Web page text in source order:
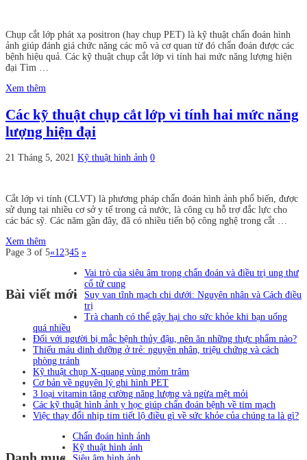
Chụp cắt lớp phát xạ positron (hay chụp PET) là kỹ thuật chẩn đoán hình
ảnh giúp đánh giá chức năng các mô và cơ quan từ đó chẩn đoán được các
bệnh hiệu quả. Các kỹ thuật chụp cắt lớp vi tính hai mức năng lượng hiện
đại Tìm …
Xem thêm
Các kỹ thuật chụp cắt lớp vi tính hai mức năng
lượng hiện đại
21 Tháng 5, 2021 Kỹ thuật hình ảnh 0
Cắt lớp vi tính (CLVT) là phương pháp chẩn đoán hình ảnh phổ biến, được
sử dụng tại nhiều cơ sở y tế trong cả nước, là công cụ hỗ trợ đắc lực cho
các bác sỹ. Các năm gần đây, đã có nhiều tiến bộ công nghệ trong cắt …
Xem thêm
Page 3 of 5«12345 »
Bài viết mới
Vai trò của siêu âm trong chẩn đoán và điều trị ung thư
cổ tử cung
Suy van tĩnh mạch chi dưới: Nguyên nhân và Cách điều
trị
Trà chanh có thể gây hại cho sức khỏe khi bạn uống
quá nhiều
Đối với người bị mắc bệnh thủy đậu, nên ăn những thực phẩm nào?
Thiếu máu dinh dưỡng ở trẻ: nguyên nhân, triệu chứng và cách
phòng tránh
Kỹ thuật chụp X-quang vùng mỏm trâm
Cơ bản về nguyên lý ghi hình PET
3 loại vitamin tăng cường năng lượng và ngừa mệt mỏi
Các kỹ thuật hình ảnh y học giúp chẩn đoán bệnh về tim mạch
Việc thay đổi nhịp tim tiết lộ điều gì về sức khỏe của chúng ta là gì?
Chẩn đoán hình ảnh
Kỹ thuật hình ảnh